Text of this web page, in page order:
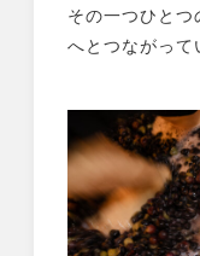
その一つひと
へとつながって